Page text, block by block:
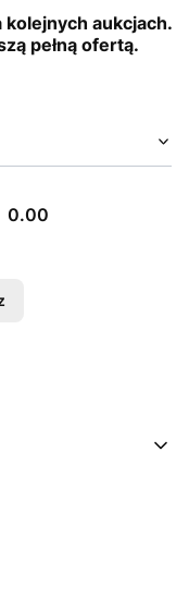
kolejnych aukcjach.
pełną ofertą.
0.00